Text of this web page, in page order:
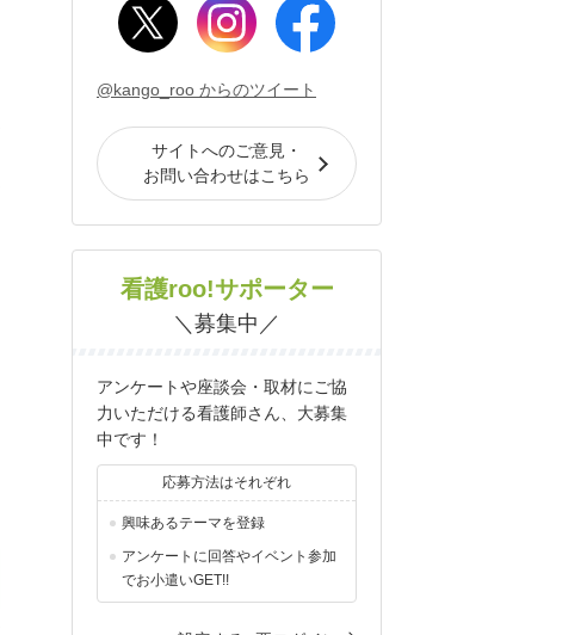
@kango_roo からのツイート
サイトへのご意見・
お問い合わせはこちら
看護roo!サポーター
＼募集中／
アンケートや座談会・取材にご協
力いただける看護師さん、大募集
中です！
応募方法はそれぞれ
興味あるテーマを登録
アンケートに回答やイベント参加
でお小遣いGET!!